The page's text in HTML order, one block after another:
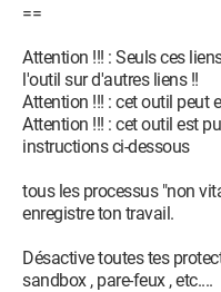
(EapHost) - Unknown owner
O23 - Service:
(EFS) - Unknown owner -
(file missing)
O23 - Service:
(ehRecvr) - Unknown
(ehSched) - Unknown
Files\ESET\ESET Smart
O23 - Service:
==
Attention !!! : Seuls ces
l'outil sur d'autres liens !!
Attention !!! : cet outil peut
Attention !!! : cet outil est
instructions ci-dessous
tous les processus "non
enregistre ton travail.
Désactive toutes tes
sandbox , pare-feux , etc....